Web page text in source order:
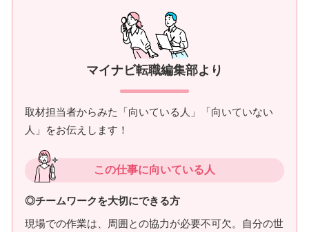
マイナビ転職編集部より
取材担当者からみた「向いている人」「向いていない
人」をお伝えします！
この仕事に向いている人
◎チームワークを大切にできる方
現場での作業は、周囲との協力が必要不可欠。自分の世